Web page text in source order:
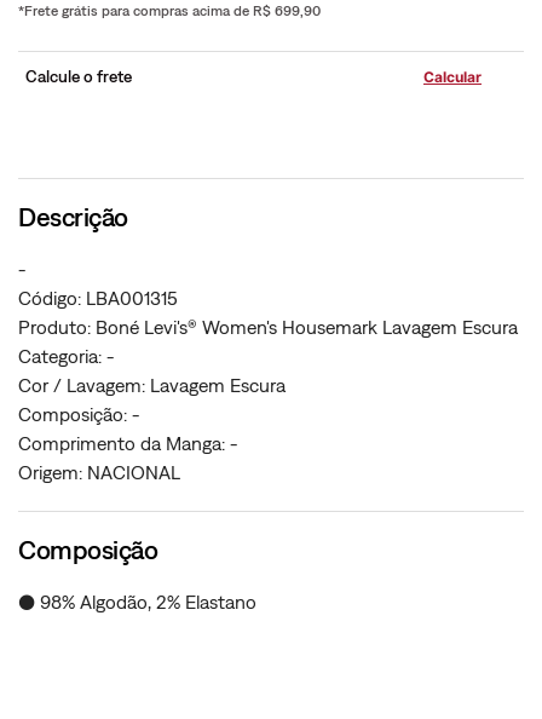
*Frete grátis para compras acima de R$ 699,90
Calcule o frete
Descrição
-
Código: LBA001315
Produto: Boné Levi's® Women's Housemark Lavagem Escura
Categoria: -
Cor / Lavagem: Lavagem Escura
Composição: -
Comprimento da Manga: -
Origem: NACIONAL
Composição
● 98% Algodão, 2% Elastano